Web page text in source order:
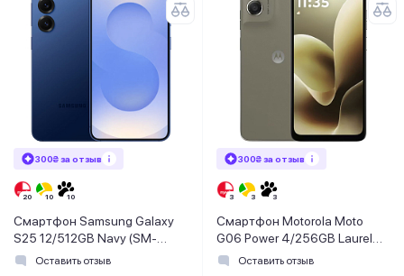
300₴ за отзыв
Смартфон Samsung Galaxy
S25 12/512GB Navy (SM-
S931BDBHEUC)
Оставить отзыв
300₴ за отзыв
Смартфон Motorola Moto
G06 Power 4/256GB Laurel
Oak (PBA00001UA)
Оставить отзыв